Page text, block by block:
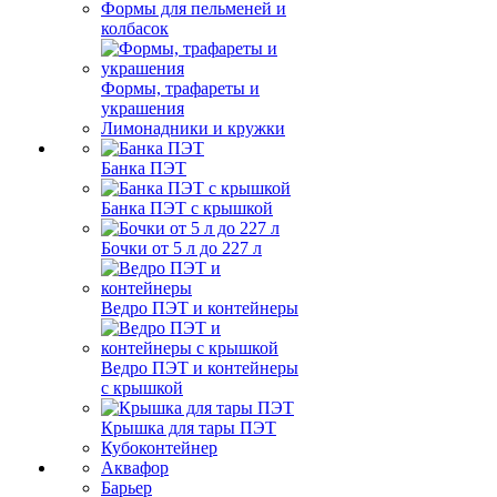
Формы для пельменей и
колбасок
Формы, трафареты и
украшения
Лимонадники и кружки
Банка ПЭТ
Банка ПЭТ с крышкой
Бочки от 5 л до 227 л
Ведро ПЭТ и контейнеры
Ведро ПЭТ и контейнеры
с крышкой
Крышка для тары ПЭТ
Кубоконтейнер
Аквафор
Барьер